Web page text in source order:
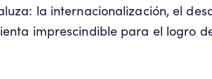
la internacionalización, el
imprescindible para el logro